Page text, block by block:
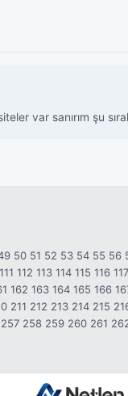
var sanırım şu
50 51 52 53 54 55 56
111 112 113 114 115 116 117
162 163 164 165 166
211 212 213 214 215
257 258 259 260 261